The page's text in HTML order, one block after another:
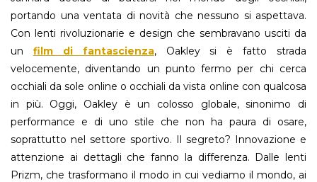
portando una ventata di novità che nessuno si aspettava.
Con lenti rivoluzionarie e design che sembravano usciti da
un film di fantascienza, Oakley si è fatto strada
velocemente, diventando un punto fermo per chi cerca
occhiali da sole online o occhiali da vista online con qualcosa
in più. Oggi, Oakley è un colosso globale, sinonimo di
performance e di uno stile che non ha paura di osare,
soprattutto nel settore sportivo. Il segreto? Innovazione e
attenzione ai dettagli che fanno la differenza. Dalle lenti
Prizm, che trasformano il modo in cui vediamo il mondo, ai